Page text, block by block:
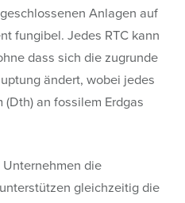
Anlagen auf
fungibel. Jedes RTC kann
dass sich die zugrunde
ändert, wobei jedes
(Dth) an fossilem Erdgas
die
gleichzeitig die